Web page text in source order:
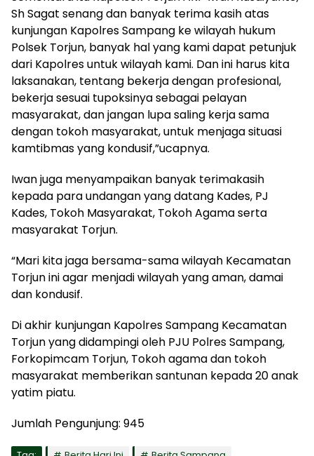
Sh Sagat senang dan banyak terima kasih atas
kunjungan Kapolres Sampang ke wilayah hukum
Polsek Torjun, banyak hal yang kami dapat petunjuk
dari Kapolres untuk wilayah kami. Dan ini harus kita
laksanakan, tentang bekerja dengan profesional,
bekerja sesuai tupoksinya sebagai pelayan
masyarakat, dan jangan lupa saling kerja sama
dengan tokoh masyarakat, untuk menjaga situasi
kamtibmas yang kondusif,”ucapnya.
Iwan juga menyampaikan banyak terimakasih
kepada para undangan yang datang Kades, PJ
Kades, Tokoh Masyarakat, Tokoh Agama serta
masyarakat Torjun.
“Mari kita jaga bersama-sama wilayah Kecamatan
Torjun ini agar menjadi wilayah yang aman, damai
dan kondusif.
Di akhir kunjungan Kapolres Sampang Kecamatan
Torjun yang didampingi oleh PJU Polres Sampang,
Forkopimcam Torjun, Tokoh agama dan tokoh
masyarakat memberikan santunan kepada 20 anak
yatim piatu.
Jumlah Pengunjung: 945